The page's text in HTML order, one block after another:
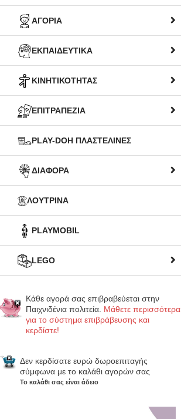
ΑΓΟΡΙΑ
ΕΚΠΑΙΔΕΥΤΙΚΑ
ΚΙΝΗΤΙΚΟΤΗΤΑΣ
ΕΠΙΤΡΑΠΕΖΙΑ
PLAY-DOH ΠΛΑΣΤΕΛΙΝΕΣ
ΔΙΑΦΟΡΑ
ΛΟΥΤΡΙΝΑ
PLAYMOBIL
LEGO
Κάθε αγορά σας επιβραβεύεται στην
Παιχνιδένια πολιτεία. Μάθετε περισσότερα
για το σύστημα επιβράβευσης και
κερδίστε!
Δεν κερδίσατε ευρώ δωροεπιταγής
σύμφωνα με το καλάθι αγορών σας
Το καλάθι σας είναι άδειο